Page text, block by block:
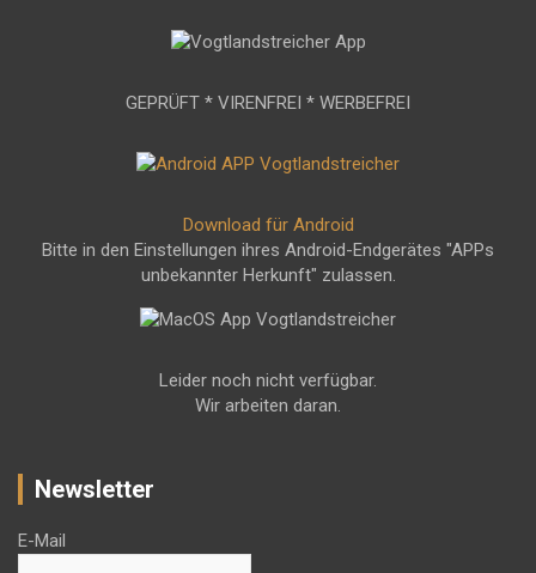
GEPRÜFT * VIRENFREI * WERBEFREI
Download für Android
Bitte in den Einstellungen ihres Android-Endgerätes "APPs
unbekannter Herkunft" zulassen.
Leider noch nicht verfügbar.
Wir arbeiten daran.
Newsletter
E-Mail